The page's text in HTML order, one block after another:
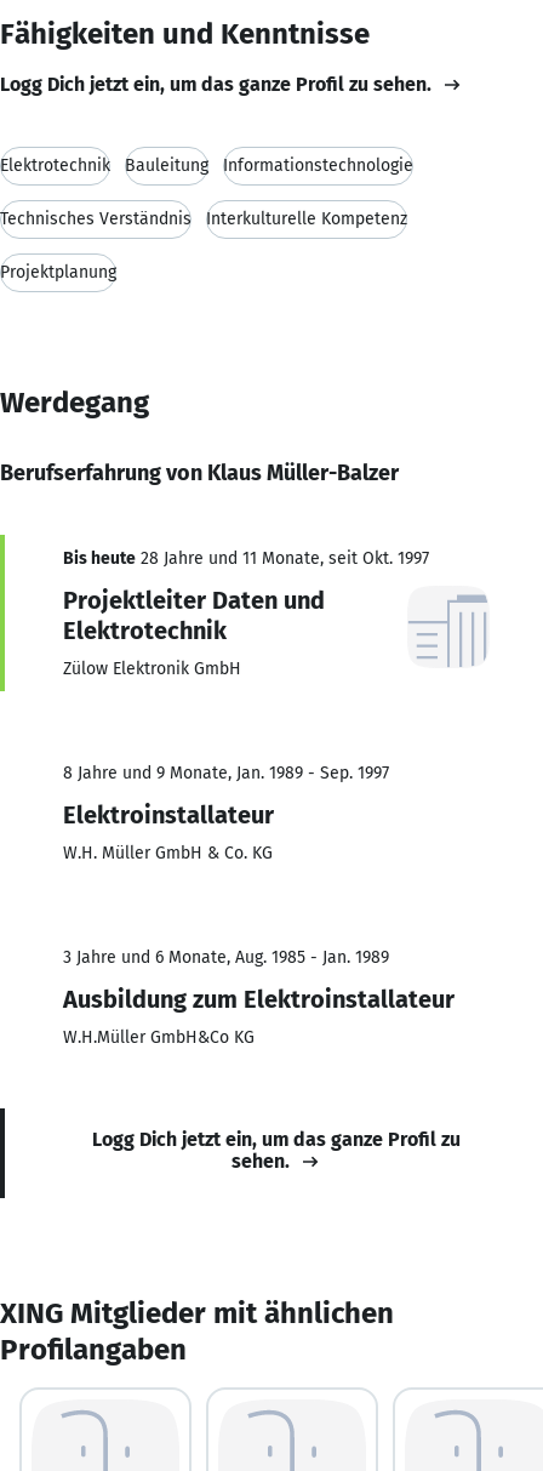
Fähigkeiten und Kenntnisse
Logg Dich jetzt ein, um das ganze Profil zu sehen.
Elektrotechnik Bauleitung Informationstechnologie
Technisches Verständnis Interkulturelle Kompetenz
Projektplanung
Werdegang
Berufserfahrung von Klaus Müller-Balzer
Bis heute 28 Jahre und 11 Monate, seit Okt. 1997
Projektleiter Daten und
Elektrotechnik
Zülow Elektronik GmbH
8 Jahre und 9 Monate, Jan. 1989 - Sep. 1997
Elektroinstallateur
W.H. Müller GmbH & Co. KG
3 Jahre und 6 Monate, Aug. 1985 - Jan. 1989
Ausbildung zum Elektroinstallateur
W.H.Müller GmbH&Co KG
Logg Dich jetzt ein, um das ganze Profil zu
sehen.
XING Mitglieder mit ähnlichen
Profilangaben